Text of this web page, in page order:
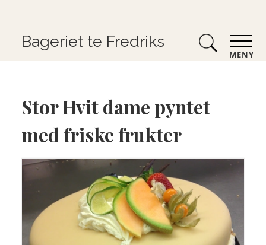
Bageriet te Fredriks
MENY
Stor Hvit dame pyntet
med friske frukter